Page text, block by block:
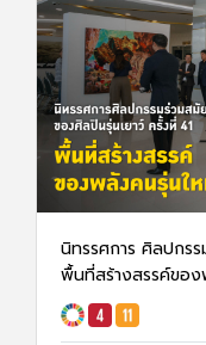
นิทรรศการ ศิลปกร
พื้นที่สร้างสรรค์ของ